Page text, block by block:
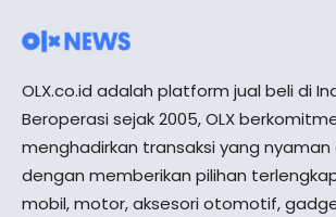
OLX.co.id adalah platform jual beli di
Beroperasi sejak 2005, OLX
menghadirkan transaksi yang
dengan memberikan pilihan
mobil, motor, aksesori otomotif,